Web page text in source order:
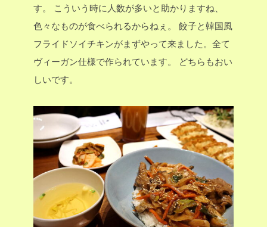
す。
こういう時に人数が多いと助かりますね、
色々なものが食べられるからねぇ。
餃子と韓国風
フライドソイチキンがまずやって来ました。全て
ヴィーガン仕様で作られています。
どちらもおい
しいです。